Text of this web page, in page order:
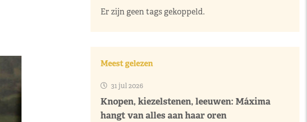
Er zijn geen tags gekoppeld.
Meest gelezen
31 jul 2026
Knopen, kiezelstenen, leeuwen: Máxima
hangt van alles aan haar oren